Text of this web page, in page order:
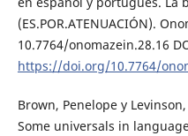
(ES.POR.ATENUACIÓN).
10.7764/onomazein.28.16
https://doi.org/10.7764/
Brown, Penelope y
Some universals in